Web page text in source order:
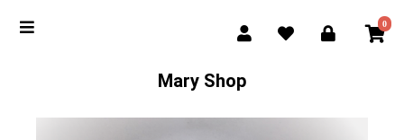
0
Mary Shop